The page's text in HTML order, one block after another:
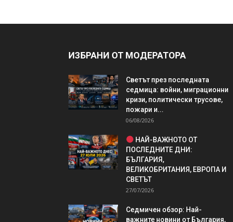
ИЗБРАНИ ОТ МОДЕРАТОРА
Светът през последната
седмица: войни, миграционни
кризи, политически трусове,
пожари и...
06/08/2026
НАЙ-ВАЖНОТО ОТ
ПОСЛЕДНИТЕ ДНИ:
БЪЛГАРИЯ,
ВЕЛИКОБРИТАНИЯ, ЕВРОПА И
СВЕТЪТ
27/07/2026
Седмичен обзор: Най-
важните новини от България,